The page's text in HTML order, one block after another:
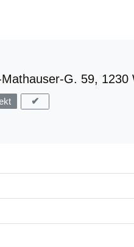
G. 59, 1230
✔